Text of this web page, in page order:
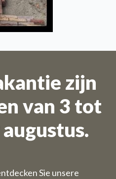
zijn
van 3 tot
Sie unsere